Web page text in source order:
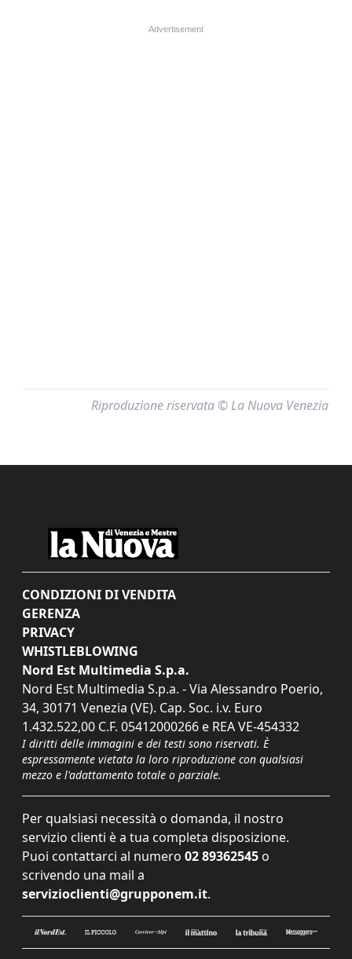
Riproduzione riservata © La Nuova Venezia
CONDIZIONI DI VENDITA
GERENZA
PRIVACY
WHISTLEBLOWING
Nord Est Multimedia S.p.a.
Nord Est Multimedia S.p.a. - Via Alessandro Poerio,
34, 30171 Venezia (VE). Cap. Soc. i.v. Euro
1.432.522,00 C.F. 05412000266 e REA VE-454332
I diritti delle immagini e dei testi sono riservati. È
espressamente vietata la loro riproduzione con qualsiasi
mezzo e l'adattamento totale o parziale.
Per qualsiasi necessità o domanda, il nostro
servizio clienti è a tua completa disposizione.
Puoi contattarci al numero 02 89362545 o
scrivendo una mail a
servizioclienti@grupponem.it.